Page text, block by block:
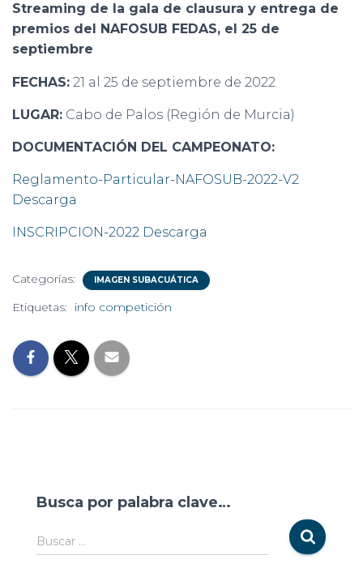
Streaming de la gala de clausura y entrega de
premios del NAFOSUB FEDAS, el 25 de
septiembre
FECHAS: 21 al 25 de septiembre de 2022
LUGAR: Cabo de Palos (Región de Murcia)
DOCUMENTACIÓN DEL CAMPEONATO:
Reglamento-Particular-NAFOSUB-2022-V2
Descarga
INSCRIPCION-2022 Descarga
Categorías: IMAGEN SUBACUÁTICA
Etiquetas: info competición
Busca por palabra clave…
Buscar …